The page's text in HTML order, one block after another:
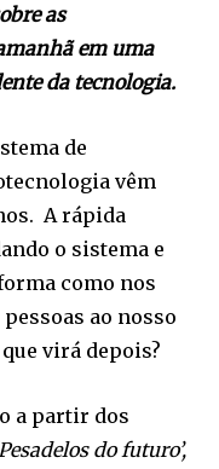
as
em uma
da tecnologia.
de
vêm
A rápida
o sistema e
como nos
ao nosso
virá depois?
a partir dos
do futuro’,